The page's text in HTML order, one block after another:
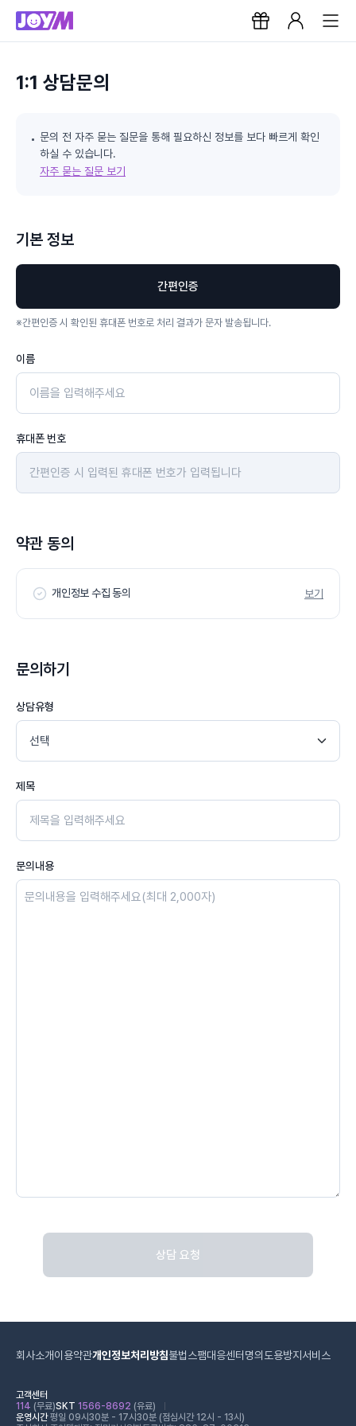
1:1 상담문의
문의 전 자주 묻는 질문을 통해 필요하신 정보를 보다 빠르게 확인
하실 수 있습니다.
자주 묻는 질문 보기
기본 정보
간편인증
※간편인증 시 확인된 휴대폰 번호로 처리 결과가 문자 발송됩니다.
이름
휴대폰 번호
약관 동의
개인정보 수집 동의 보기
문의하기
상담유형
제목
문의내용
상담 요청
회사소개이용약관개인정보처리방침불법스팸대응센터 명의도용방지서비스
고객센터
114 (무료)SKT 1566-8692 (유료)
운영시간평일 09시30분 - 17시30분 (점심시간 12시 - 13시)